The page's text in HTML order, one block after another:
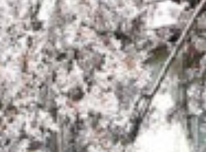
on line 229Warning